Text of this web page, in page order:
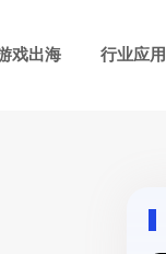
戏出海 行业应用